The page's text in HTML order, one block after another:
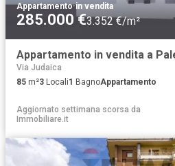
Appartamento·in vendita
285.000 €3.352 €/m²
Appartamento in vendita a
Via Judaica
85 m²3 Locali1 BagnoAppartamento
Aggiornato settimana scorsa da
Immobiliare.it